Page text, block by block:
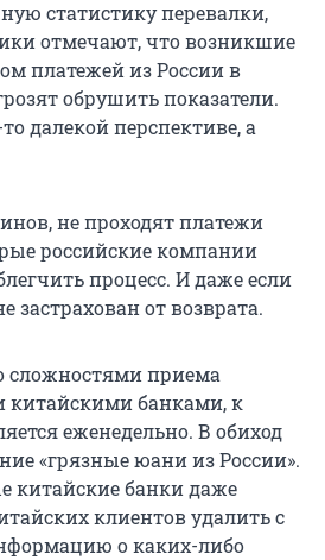
статистику перевалки,
отмечают, что возникшие
платежей из России в
обрушить показатели.
далекой перспективе, а
не проходят платежи
российские компании
процесс. И даже если
застрахован от возврата.
сложностями приема
китайскими банками, к
еженедельно. В обиход
«грязные юани из России».
китайские банки даже
клиентов удалить с
о каких-либо